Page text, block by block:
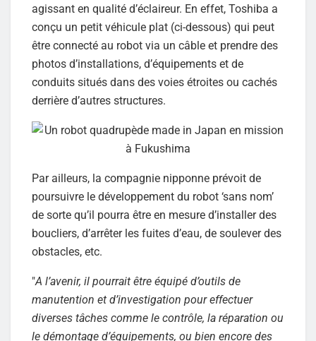
agissant en qualité d’éclaireur. En effet, Toshiba a
conçu un petit véhicule plat (ci-dessous) qui peut
être connecté au robot via un câble et prendre des
photos d’installations, d’équipements et de
conduits situés dans des voies étroites ou cachés
derrière d’autres structures.
Par ailleurs, la compagnie nipponne prévoit de
poursuivre le développement du robot ‘sans nom’
de sorte qu’il pourra être en mesure d’installer des
boucliers, d’arrêter les fuites d’eau, de soulever des
obstacles, etc.
"A l’avenir, il pourrait être équipé d’outils de
manutention et d’investigation pour effectuer
diverses tâches comme le contrôle, la réparation ou
le démontage d’équipements, ou bien encore des